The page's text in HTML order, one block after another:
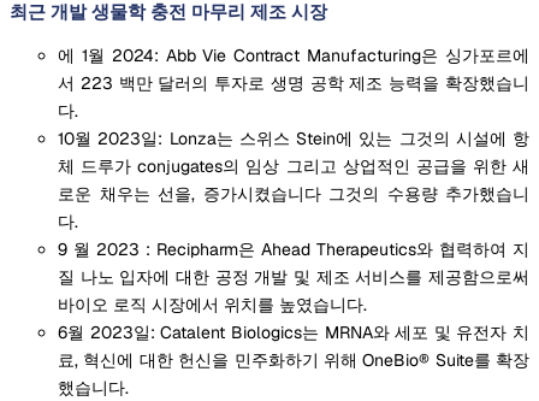
최근 개발 생물학 충전 마무리 제조 시장
에 1월 2024: Abb Vie Contract Manufacturing은 싱가포르에
서 223 백만 달러의 투자로 생명 공학 제조 능력을 확장했습니
다.
10월 2023일: Lonza는 스위스 Stein에 있는 그것의 시설에 항
체 드루가 conjugates의 임상 그리고 상업적인 공급을 위한 새
로운 채우는 선을, 증가시켰습니다 그것의 수용량 추가했습니
다.
9 월 2023 : Recipharm은 Ahead Therapeutics와 협력하여 지
질 나노 입자에 대한 공정 개발 및 제조 서비스를 제공함으로써
바이오 로직 시장에서 위치를 높였습니다.
6월 2023일: Catalent Biologics는 MRNA와 세포 및 유전자 치
료, 혁신에 대한 헌신을 민주화하기 위해 OneBio® Suite를 확장
했습니다.